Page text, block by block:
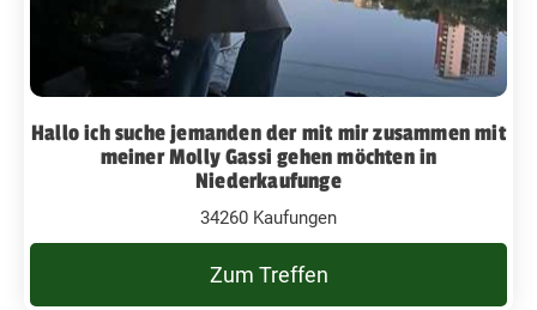
Hallo ich suche jemanden der mit mir zusammen mit
meiner Molly Gassi gehen möchten in
Niederkaufunge
34260 Kaufungen
Zum Treffen